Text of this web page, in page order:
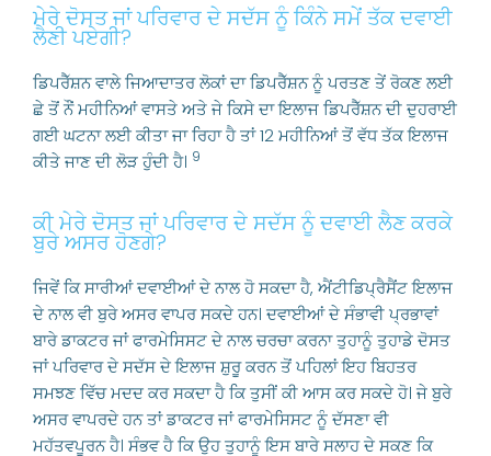
ਮੇਰੇ ਦੋਸਤ ਜਾਂ ਪਰਿਵਾਰ ਦੇ ਸਦੱਸ ਨੂੰ ਕਿੰਨੇ ਸਮੇਂ ਤੱਕ ਦਵਾਈ
ਲੈਣੀ ਪਏਗੀ?
ਡਿਪਰੈੱਸ਼ਨ ਵਾਲੇ ਜਿਆਦਾਤਰ ਲੋਕਾਂ ਦਾ ਡਿਪਰੈੱਸ਼ਨ ਨੂੰ ਪਰਤਣ ਤੇਂ ਰੋਕਣ ਲਈ
ਛੇ ਤੋਂ ਨੌਂ ਮਹੀਨਿਆਂ ਵਾਸਤੇ ਅਤੇ ਜੇ ਕਿਸੇ ਦਾ ਇਲਾਜ ਡਿਪਰੈੱਸ਼ਨ ਦੀ ਦੁਹਰਾਈ
ਗਈ ਘਟਨਾ ਲਈ ਕੀਤਾ ਜਾ ਰਿਹਾ ਹੈ ਤਾਂ 12 ਮਹੀਨਿਆਂ ਤੋਂ ਵੱਧ ਤੱਕ ਇਲਾਜ
ਕੀਤੇ ਜਾਣ ਦੀ ਲੋੜ ਹੁੰਦੀ ਹੈ। 9
ਕੀ ਮੇਰੇ ਦੋਸਤ ਜਾਂ ਪਰਿਵਾਰ ਦੇ ਸਦੱਸ ਨੂੰ ਦਵਾਈ ਲੈਣ ਕਰਕੇ
ਬੁਰੇ ਅਸਰ ਹੋਣਗੇ?
ਜਿਵੇਂ ਕਿ ਸਾਰੀਆਂ ਦਵਾਈਆਂ ਦੇ ਨਾਲ ਹੋ ਸਕਦਾ ਹੈ, ਐਂਟੀਡਿਪ੍ਰੈਸੈਂਟ ਇਲਾਜ
ਦੇ ਨਾਲ ਵੀ ਬੁਰੇ ਅਸਰ ਵਾਪਰ ਸਕਦੇ ਹਨ। ਦਵਾਈਆਂ ਦੇ ਸੰਭਾਵੀ ਪ੍ਰਭਾਵਾਂ
ਬਾਰੇ ਡਾਕਟਰ ਜਾਂ ਫਾਰਮੇਸਿਸਟ ਦੇ ਨਾਲ ਚਰਚਾ ਕਰਨਾ ਤੁਹਾਨੂੰ ਤੁਹਾਡੇ ਦੋਸਤ
ਜਾਂ ਪਰਿਵਾਰ ਦੇ ਸਦੱਸ ਦੇ ਇਲਾਜ ਸ਼ੁਰੂ ਕਰਨ ਤੋਂ ਪਹਿਲਾਂ ਇਹ ਬਿਹਤਰ
ਸਮਝਣ ਵਿੱਚ ਮਦਦ ਕਰ ਸਕਦਾ ਹੈ ਕਿ ਤੁਸੀਂ ਕੀ ਆਸ ਕਰ ਸਕਦੇ ਹੋ। ਜੇ ਬੁਰੇ
ਅਸਰ ਵਾਪਰਦੇ ਹਨ ਤਾਂ ਡਾਕਟਰ ਜਾਂ ਫਾਰਮੇਸਿਸਟ ਨੂੰ ਦੱਸਣਾ ਵੀ
ਮਹੱਤਵਪੂਰਨ ਹੈ। ਸੰਭਵ ਹੈ ਕਿ ਉਹ ਤੁਹਾਨੂੰ ਇਸ ਬਾਰੇ ਸਲਾਹ ਦੇ ਸਕਣ ਕਿ